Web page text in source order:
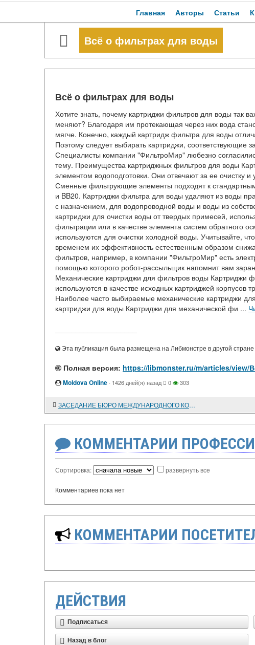
Главная Авторы Статьи
Всё о фильтрах для воды
Всё о фильтрах для воды
Хотите знать, почему картриджи фильтров для воды так
меняют? Благодаря им протекающая через них вода
мягче. Конечно, каждый картридж фильтра для воды
Поэтому следует выбирать картриджи, соответствующие
Специалисты компании "ФильтроМир" любезно
тему. Преимущества картриджных фильтров для воды
элементом водоподготовки. Они отвечают за ее очистку
Сменные фильтрующие элементы подходят к
и BB20. Картриджи фильтра для воды удаляют из воды
с назначением, для водопроводной воды и воды из
картриджи для очистки воды от твердых примесей,
фильтрации или в качестве элемента систем обратного
используются для очистки холодной воды. Учитывайте,
временем их эффективность естественным образом
фильтров, например, в компании "ФильтроМир" есть
помощью которого робот-рассыльщик напомнит вам
Механические картриджи для фильтров воды Картриджи
используются в качестве исходных картриджей корпусов
Наиболее часто выбираемые механические картриджи
картриджи для воды Картриджи для механической фи ...
Эта публикация была размещена на Либмонстре в другой
Полная версия: https://libmonster.ru/m/articles/view/
Moldova Online · 1426 дней(я) назад 0 303
ЗАСЕДАНИЕ БЮРО МЕЖДУНАРОДНОГО КОМИТЕТА ИСТОРИЧЕСКИХ НАУК В МАДРИДЕ
КОММЕНТАРИИ
Сортировка: развернуть все
Комментариев пока нет
КОММЕНТАРИИ
ДЕЙСТВИЯ
Подписаться
Назад в блог